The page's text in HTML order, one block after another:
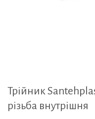
Трійник
різьба внутрішня